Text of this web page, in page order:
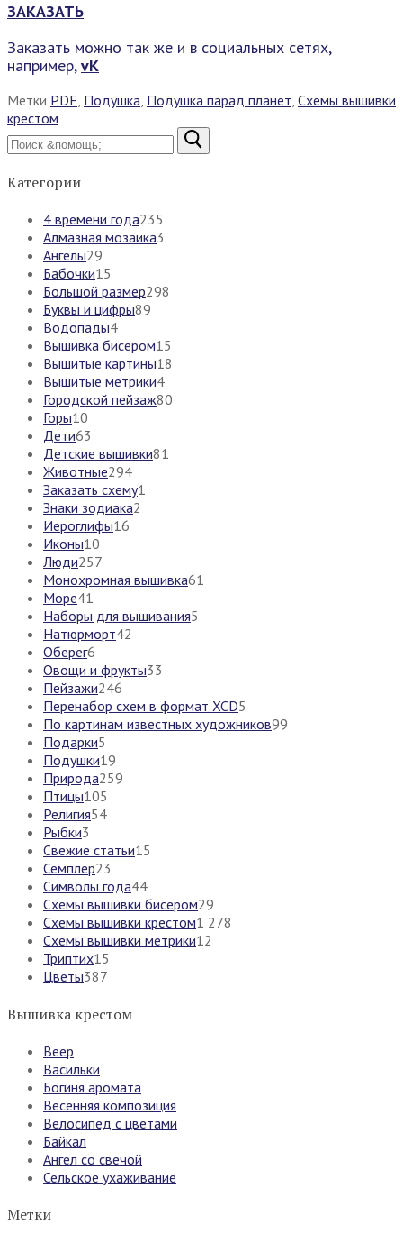
ЗАКАЗАТЬ
Заказать можно так же и в социальных сетях,
например,vK
Метки PDF Подушка Подушка парад планет Схемы вышивки
крестом
Найти:
Категории
4 времени года235
Алмазная мозаика3
Ангелы29
Бабочки15
Большой размер298
Буквы и цифры89
Водопады4
Вышивка бисером15
Вышитые картины18
Вышитые метрики4
Городской пейзаж80
Горы10
Дети63
Детские вышивки81
Животные294
Заказать схему1
Знаки зодиака2
Иероглифы16
Иконы10
Люди257
Монохромная вышивка61
Море41
Наборы для вышивания5
Натюрморт42
Оберег6
Овощи и фрукты33
Пейзажи246
Перенабор схем в формат XCD5
По картинам известных художников99
Подарки5
Подушки19
Природа259
Птицы105
Религия54
Рыбки3
Свежие статьи15
Семплер23
Символы года44
Схемы вышивки бисером29
Схемы вышивки крестом1 278
Схемы вышивки метрики12
Триптих15
Цветы387
Вышивка крестом
Веер
Васильки
Богиня аромата
Весенняя композиция
Велосипед с цветами
Байкал
Ангел со свечой
Сельское ухаживание
Метки